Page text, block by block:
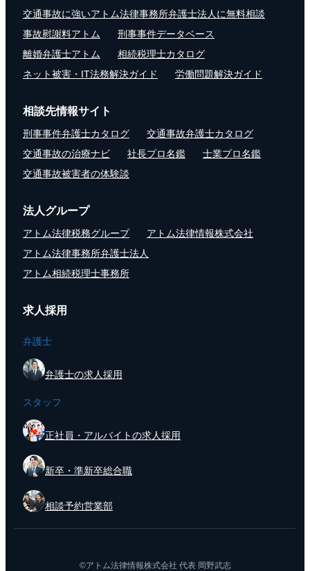
交通事故に強いアトム法律事務所弁護士法人に無料相談
事故慰謝料アトム
刑事事件データベース
離婚弁護士アトム
相続税理士カタログ
ネット被害・IT法務解決ガイド
労働問題解決ガイド
相談先情報サイト
刑事事件弁護士カタログ
交通事故弁護士カタログ
交通事故の治療ナビ
社長プロ名鑑
士業プロ名鑑
交通事故被害者の体験談
法人グループ
アトム法律税務グループ
アトム法律情報株式会社
アトム法律事務所弁護士法人
アトム相続税理士事務所
求人採用
弁護士
弁護士の求人採用
スタッフ
正社員・アルバイトの求人採用
新卒・準新卒総合職
相談予約営業部
©アトム法律情報株式会社 代表 岡野武志